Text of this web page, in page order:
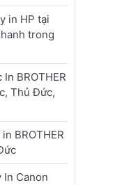
in HP tại
trong
BROTHER
Thủ Đức,
BROTHER
In Canon